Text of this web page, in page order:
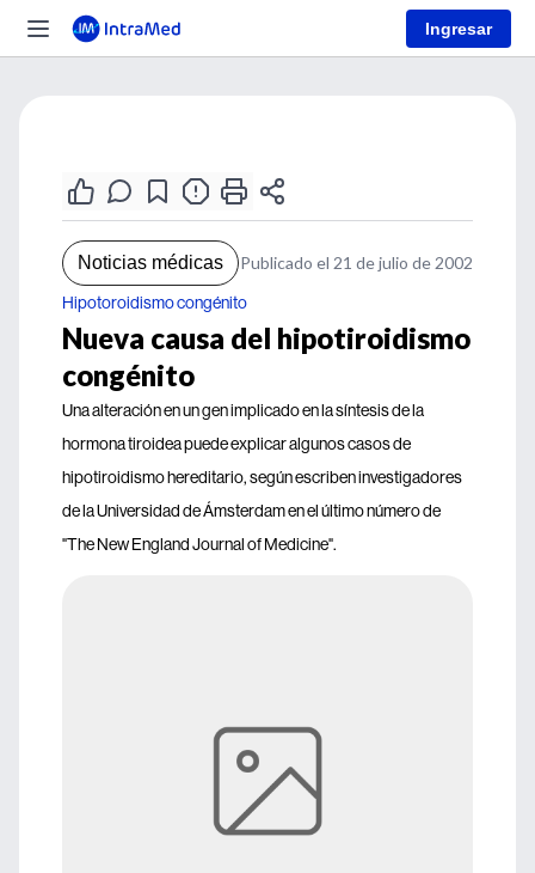
Ingresar
Noticias médicas Publicado el 21 de julio de 2002
Hipotoroidismo congénito
Nueva causa del hipotiroidismo
congénito
Una alteración en un gen implicado en la síntesis de la
hormona tiroidea puede explicar algunos casos de
hipotiroidismo hereditario, según escriben investigadores
de la Universidad de Ámsterdam en el último número de
"The New England Journal of Medicine".